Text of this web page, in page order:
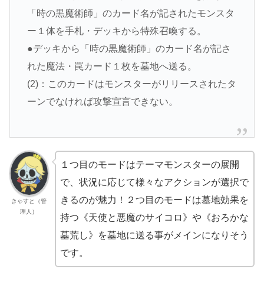
「時の黒魔術師」のカード名が記されたモンスタ
ー１体を手札・デッキから特殊召喚する。
●デッキから「時の黒魔術師」のカード名が記さ
れた魔法・罠カード１枚を墓地へ送る。
(2)：このカードはモンスターがリリースされたタ
ーンでなければ攻撃宣言できない。
きゃすと（管
理人）
１つ目のモードはテーマモンスターの展開
で、状況に応じて様々なアクションが選択で
きるのが魅力！２つ目のモードは墓地効果を
持つ《天使と悪魔のサイコロ》や《おろかな
墓荒し》を墓地に送る事がメインになりそう
です。